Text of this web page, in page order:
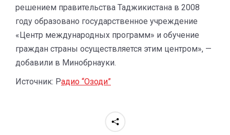
решением правительства Таджикистана в 2008
году образовано государственное учреждение
«Центр международных программ» и обучение
граждан страны осуществляется этим центром», —
добавили в Минобрнауки.
Источник: Радио “Озоди”